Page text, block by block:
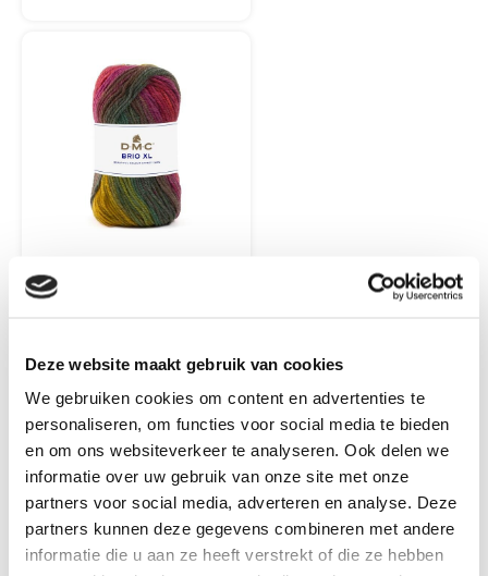
Deze website maakt gebruik van cookies
We gebruiken cookies om content en advertenties te
personaliseren, om functies voor social media te bieden
en om ons websiteverkeer te analyseren. Ook delen we
informatie over uw gebruik van onze site met onze
partners voor social media, adverteren en analyse. Deze
partners kunnen deze gegevens combineren met andere
informatie die u aan ze heeft verstrekt of die ze hebben
DMC Brio XL